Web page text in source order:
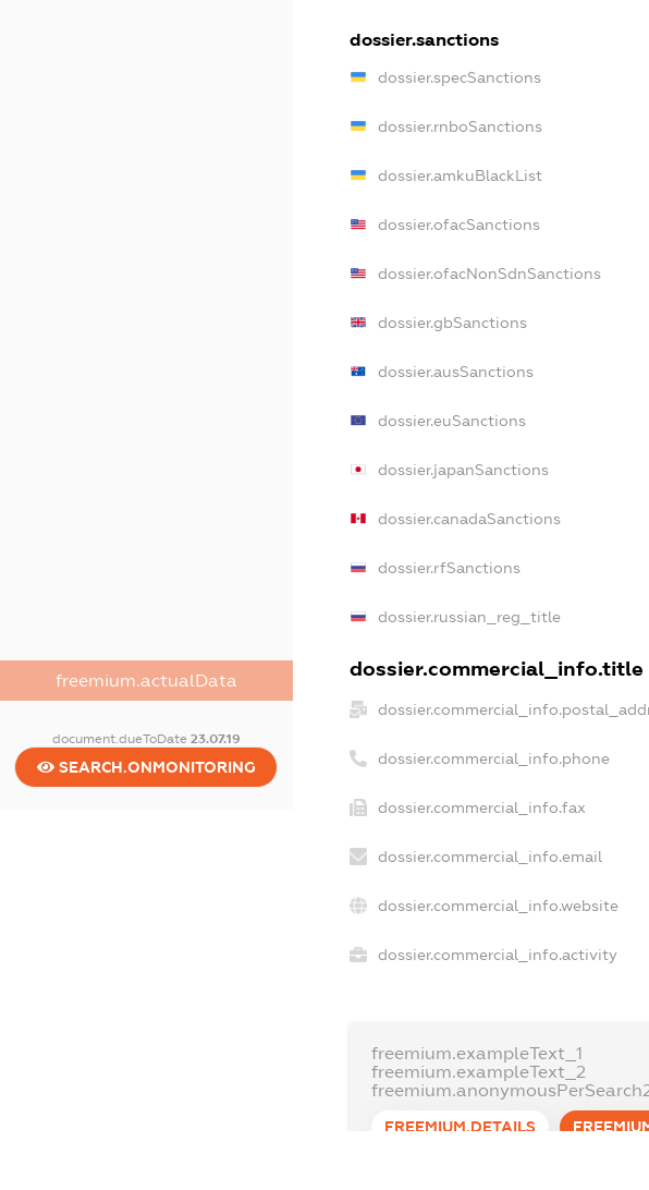
freemium.actualData
document.dueToDate 23.07.19
SEARCH.ONMONITORING
dossier.sanctions
dossier.specSanctions
dossier.rnboSanctions
dossier.amkuBlackList
dossier.ofacSanctions
dossier.ofacNonSdnSanctions
dossier.gbSanctions
dossier.ausSanctions
dossier.euSanctions
dossier.japanSanctions
dossier.canadaSanctions
dossier.rfSanctions
dossier.russian_reg_title
dossier.commercial_info.title
dossier.commercial_info.phone
dossier.commercial_info.fax
dossier.commercial_info.email
dossier.commercial_info.website
dossier.commercial_info.activity
freemium.exampleText_1
freemium.exampleText_2
FREEMIUM.DETAILS